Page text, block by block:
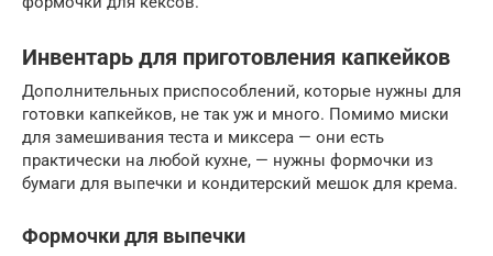
Инвентарь для приготовления капкейков
Дополнительных приспособлений, которые нужны для
готовки капкейков, не так уж и много. Помимо миски
для замешивания теста и миксера — они есть
практически на любой кухне, — нужны формочки из
бумаги для выпечки и кондитерский мешок для крема.
Формочки для выпечки